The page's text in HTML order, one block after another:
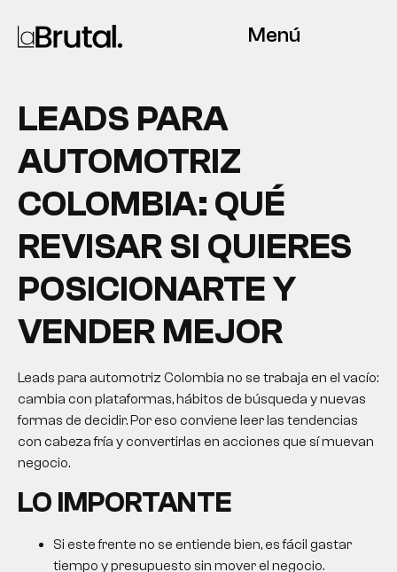
Menú
LEADS PARA
AUTOMOTRIZ
COLOMBIA: QUÉ
REVISAR SI QUIERES
POSICIONARTE Y
VENDER MEJOR
Leads para automotriz Colombia no se trabaja en el vacío:
cambia con plataformas, hábitos de búsqueda y nuevas
formas de decidir. Por eso conviene leer las tendencias
con cabeza fría y convertirlas en acciones que sí muevan
negocio.
LO IMPORTANTE
Si este frente no se entiende bien, es fácil gastar
tiempo y presupuesto sin mover el negocio.